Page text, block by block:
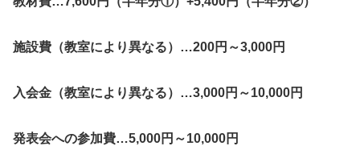
施設費（教室により異なる）…200円～3,000円
入会金（教室により異なる）…3,000円～10,000円
発表会への参加費…5,000円～10,000円